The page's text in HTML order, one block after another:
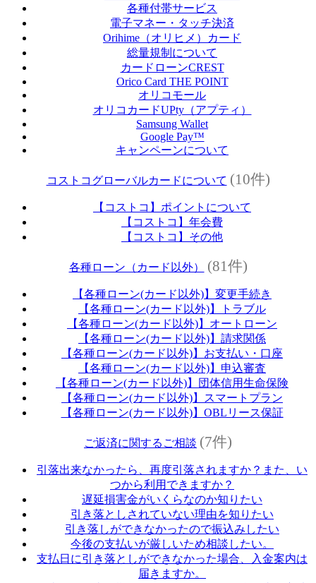
各種付帯サービス
電子マネー・タッチ決済
Orihime（オリヒメ）カード
総量規制について
カードローンCREST
Orico Card THE POINT
オリコモール
オリコカードUPty（アプティ）
Samsung Wallet
Google Pay™
キャンペーンについて
コストコグローバルカードについて (10件)
【コストコ】ポイントについて
【コストコ】年会費
【コストコ】その他
各種ローン（カード以外） (81件)
【各種ローン(カード以外)】変更手続き
【各種ローン(カード以外)】トラブル
【各種ローン(カード以外)】オートローン
【各種ローン(カード以外)】請求関係
【各種ローン(カード以外)】お支払い・口座
【各種ローン(カード以外)】申込審査
【各種ローン(カード以外)】団体信用生命保険
【各種ローン(カード以外)】スマートプラン
【各種ローン(カード以外)】OBLリース保証
ご返済に関するご相談 (7件)
引落出来なかったら、再度引落されますか？また、い
つから利用できますか？
遅延損害金がいくらなのか知りたい
引き落としされていない理由を知りたい
引き落しができなかったので振込みしたい
今後の支払いが厳しいため相談したい。
支払日に引き落としができなかった場合、入金案内は
届きますか。